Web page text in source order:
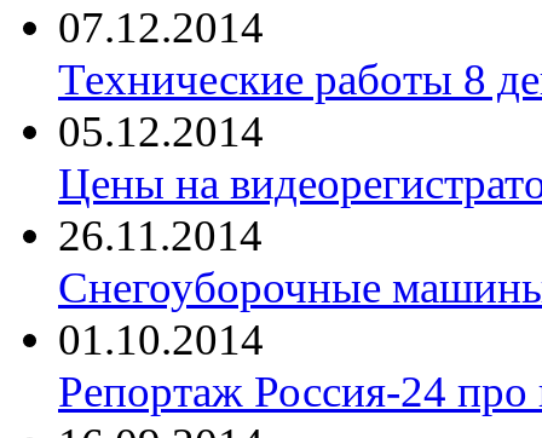
07.12.2014
Технические работы 8
05.12.2014
Цены на
26.11.2014
Снегоуборочные машины
01.10.2014
Репортаж Россия-24 про